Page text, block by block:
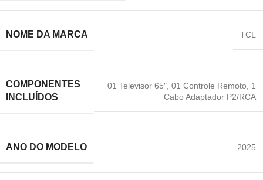
NOME DA MARCA TCL
COMPONENTES
INCLUÍDOS
01 Televisor 65″ 01 Controle Remoto
1
Cabo Adaptador P2/RCA
ANO DO MODELO 2025